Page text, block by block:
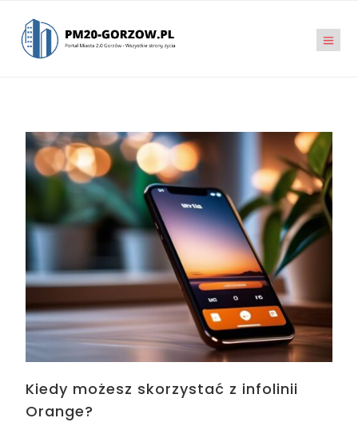
Kiedy możesz skorzystać z infolinii
Orange?